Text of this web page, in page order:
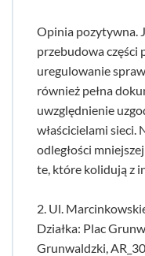
Opinia pozytywna.
przebudowa części
uregulowanie
również pełna
uwzględnienie
właścicielami sieci.
odległości
te, które kolidują z
2. Ul.
Działka: Plac
Grunwaldzki,